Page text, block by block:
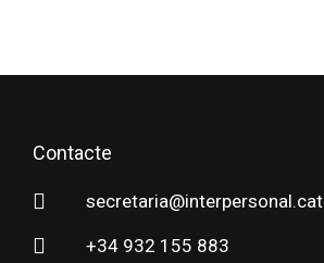
Contacte
secretaria@interpersonal.cat
+34 932 155 883